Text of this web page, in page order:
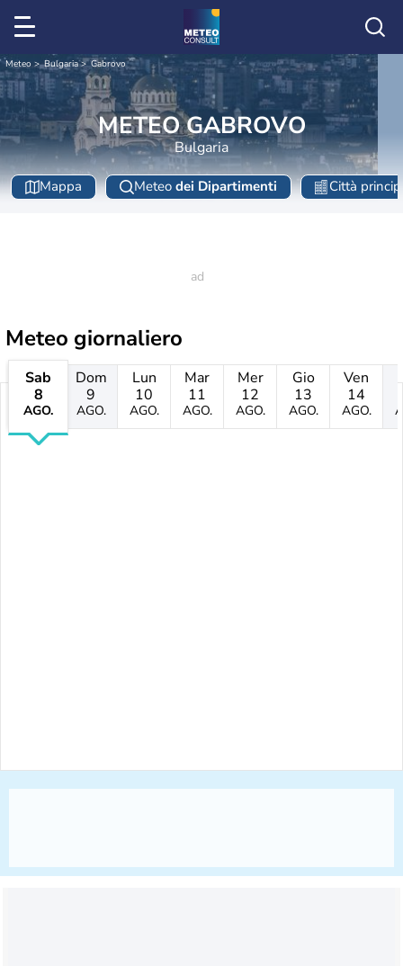
Meteo Bulgaria Gabrovo
METEO GABROVO
Bulgaria
Mappa Meteo dei Dipartimenti Città
Meteo giornaliero
Sab
8
AGO.
Dom
9
AGO.
Lun
10
AGO.
Mar
11
AGO.
Mer
12
AGO.
Gio
13
AGO.
Ven
14
AGO.